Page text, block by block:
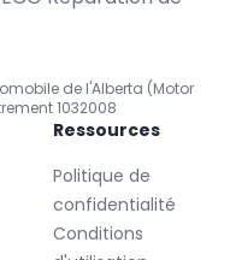
de l'Alberta (Motor
1032008
Ressources
Politique de
confidentialité
Conditions